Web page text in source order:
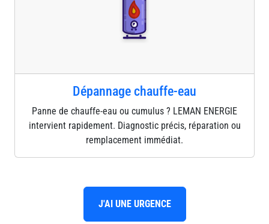
Dépannage chauffe-eau
Panne de chauffe-eau ou cumulus ? LEMAN ENERGIE
intervient rapidement. Diagnostic précis, réparation ou
remplacement immédiat.
J'AI UNE URGENCE